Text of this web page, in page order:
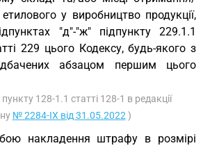
у виробництво продукції,
"д"-"ж" підпункту 229.1.1
229 цього Кодексу, будь-якого з
абзацом першим цього
128-1.1 статті 128-1 в редакції
№ 2284-IX від 31.05.2022 )
накладення штрафу в розмірі